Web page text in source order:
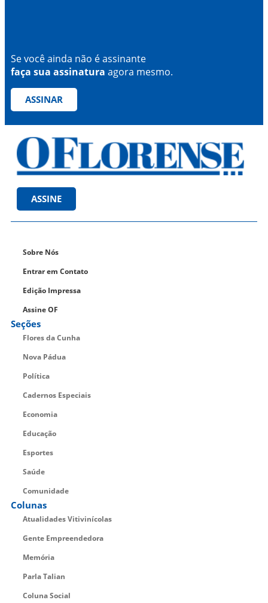
Se você ainda não é assinante
faça sua assinatura agora mesmo.
ASSINAR
ASSINE
Sobre Nós
Entrar em Contato
Edição Impressa
Assine OF
Seções
Flores da Cunha
Nova Pádua
Política
Cadernos Especiais
Economia
Educação
Esportes
Saúde
Comunidade
Colunas
Atualidades Vitivinícolas
Gente Empreendedora
Memória
Parla Talian
Coluna Social